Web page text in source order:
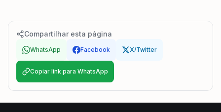
Compartilhar esta página
WhatsApp Facebook X/Twitter
Copiar link para WhatsApp